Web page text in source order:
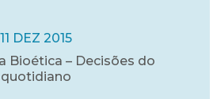
11 DEZ 2015
Bioética – Decisões do
quotidiano